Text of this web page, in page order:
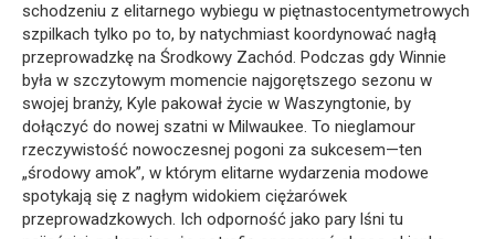
schodzeniu z elitarnego wybiegu w piętnastocentymetrowych
szpilkach tylko po to, by natychmiast koordynować nagłą
przeprowadzkę na Środkowy Zachód. Podczas gdy Winnie
była w szczytowym momencie najgorętszego sezonu w
swojej branży, Kyle pakował życie w Waszyngtonie, by
dołączyć do nowej szatni w Milwaukee. To nieglamour
rzeczywistość nowoczesnej pogoni za sukcesem—ten
„środowy amok”, w którym elitarne wydarzenia modowe
spotykają się z nagłym widokiem ciężarówek
przeprowadzkowych. Ich odporność jako pary lśni tu